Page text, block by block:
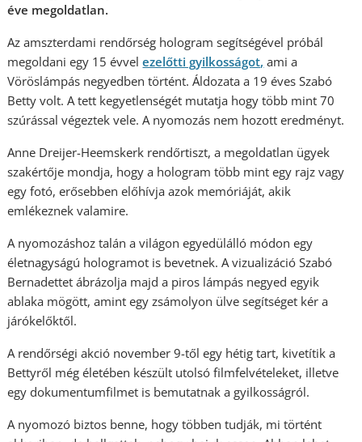
éve megoldatlan.
Az amszterdami rendőrség hologram segítségével próbál
megoldani egy 15 évvelezelőtti gyilkosságot, ami a
Vöröslámpás negyedben történt. Áldozata a 19 éves Szabó
Betty volt. A tett kegyetlenségét mutatja hogy több mint 70
szúrással végeztek vele. A nyomozás nem hozott eredményt.
Anne Dreijer-Heemskerk rendőrtiszt, a megoldatlan ügyek
szakértője mondja, hogy a hologram több mint egy rajz vagy
egy fotó, erősebben előhívja azok memóriáját, akik
emlékeznek valamire.
A nyomozáshoz talán a világon egyedülálló módon egy
életnagyságú hologramot is bevetnek. A vizualizáció Szabó
Bernadettet ábrázolja majd a piros lámpás negyed egyik
ablaka mögött, amint egy zsámolyon ülve segítséget kér a
járókelőktől.
A rendőrségi akció november 9-től egy hétig tart, kivetítik a
Bettyről még életében készült utolsó filmfelvételeket, illetve
egy dokumentumfilmet is bemutatnak a gyilkosságról.
A nyomozó biztos benne, hogy többen tudják, mi történt